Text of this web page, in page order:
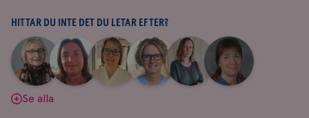
svar
HITTAR DU INTE DET DU LETAR EFTER?
Aina
Johnsson
|
Anne
Andersson
Fredrika
Killander
|
Jeanette
Bäcklund
|
Maria
Edegran
|
Yvette
Andersson
Se alla